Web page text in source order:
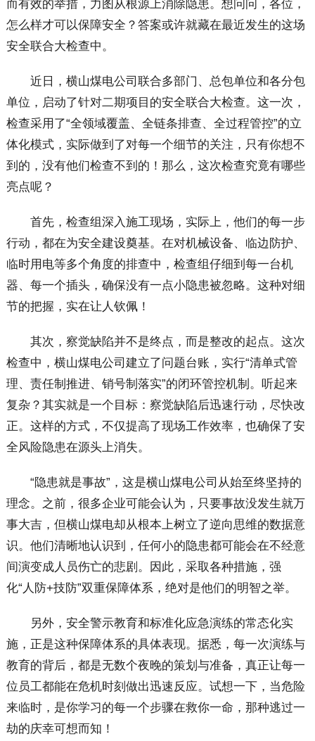
而有效的举措，力图从根源上消除隐患。想问问，各位，
怎么样才可以保障安全？答案或许就藏在最近发生的这场
安全联合大检查中。
近日，横山煤电公司联合多部门、总包单位和各分包
单位，启动了针对二期项目的安全联合大检查。这一次，
检查采用了“全领域覆盖、全链条排查、全过程管控”的立
体化模式，实际做到了对每一个细节的关注，只有你想不
到的，没有他们检查不到的！那么，这次检查究竟有哪些
亮点呢？
首先，检查组深入施工现场，实际上，他们的每一步
行动，都在为安全建设奠基。在对机械设备、临边防护、
临时用电等多个角度的排查中，检查组仔细到每一台机
器、每一个插头，确保没有一点小隐患被忽略。这种对细
节的把握，实在让人钦佩！
其次，察觉缺陷并不是终点，而是整改的起点。这次
检查中，横山煤电公司建立了问题台账，实行“清单式管
理、责任制推进、销号制落实”的闭环管控机制。听起来
复杂？其实就是一个目标：察觉缺陷后迅速行动，尽快改
正。这样的方式，不仅提高了现场工作效率，也确保了安
全风险隐患在源头上消失。
“隐患就是事故”，这是横山煤电公司从始至终坚持的
理念。之前，很多企业可能会认为，只要事故没发生就万
事大吉，但横山煤电却从根本上树立了逆向思维的数据意
识。他们清晰地认识到，任何小的隐患都可能会在不经意
间演变成人员伤亡的悲剧。因此，采取各种措施，强
化“人防+技防”双重保障体系，绝对是他们的明智之举。
另外，安全警示教育和标准化应急演练的常态化实
施，正是这种保障体系的具体表现。据悉，每一次演练与
教育的背后，都是无数个夜晚的策划与准备，真正让每一
位员工都能在危机时刻做出迅速反应。试想一下，当危险
来临时，是你学习的每一个步骤在救你一命，那种逃过一
劫的庆幸可想而知！